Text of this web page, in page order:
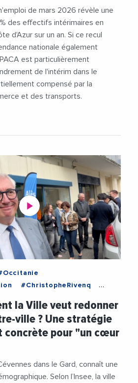
de mars 2026 révèle une
des effectifs intérimaires en
d'Azur sur un an. Si ce recul
nationale également
est particulièrement
de l'intérim dans le
compensé par la
et des transports.
#ChristopheRivenq
la Ville veut redonner
ville ? Une stratégie
concrète pour "un cœur
dans le Gard, connaît une
Selon l’Insee, la ville